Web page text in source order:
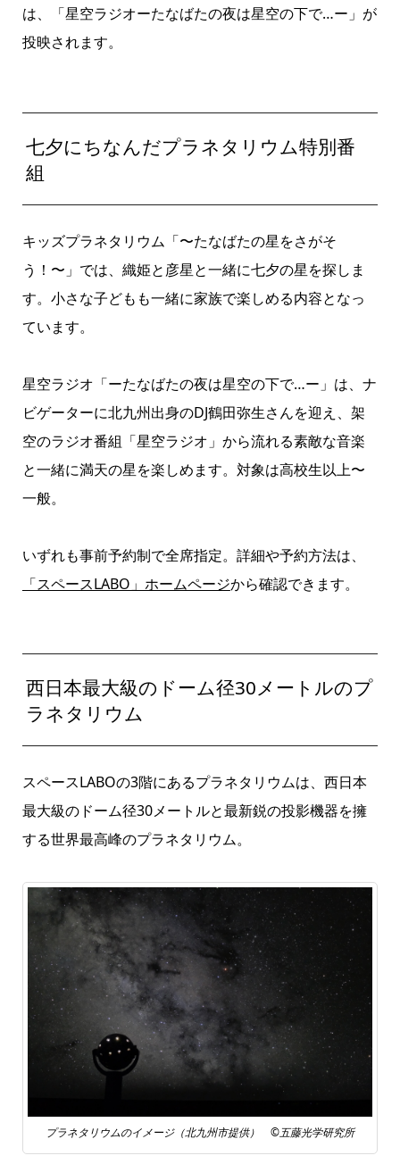
は、「星空ラジオーたなばたの夜は星空の下で…ー」が
投映されます。
七夕にちなんだプラネタリウム特別番
組
キッズプラネタリウム「〜たなばたの星をさがそ
う！〜」では、織姫と彦星と一緒に七夕の星を探しま
す。小さな子どもも一緒に家族で楽しめる内容となっ
ています。
星空ラジオ「ーたなばたの夜は星空の下で…ー」は、ナ
ビゲーターに北九州出身のDJ鶴田弥生さんを迎え、架
空のラジオ番組「星空ラジオ」から流れる素敵な音楽
と一緒に満天の星を楽しめます。対象は高校生以上〜
一般。
いずれも事前予約制で全席指定。詳細や予約方法は、
「スペースLABO」ホームページから確認できます。
西日本最大級のドーム径30メートルのプ
ラネタリウム
スペースLABOの3階にあるプラネタリウムは、西日本
最大級のドーム径30メートルと最新鋭の投影機器を擁
する世界最高峰のプラネタリウム。
プラネタリウムのイメージ（北九州市提供） ©五藤光学研究所